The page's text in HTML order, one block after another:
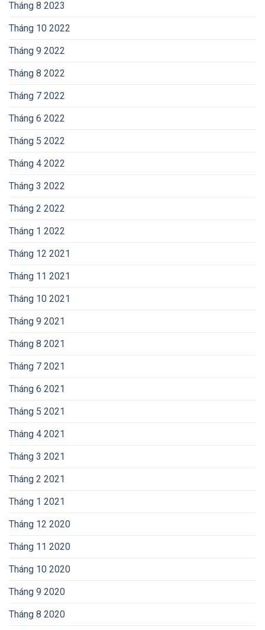
Tháng 8 2023
Tháng 10 2022
Tháng 9 2022
Tháng 8 2022
Tháng 7 2022
Tháng 6 2022
Tháng 5 2022
Tháng 4 2022
Tháng 3 2022
Tháng 2 2022
Tháng 1 2022
Tháng 12 2021
Tháng 11 2021
Tháng 10 2021
Tháng 9 2021
Tháng 8 2021
Tháng 7 2021
Tháng 6 2021
Tháng 5 2021
Tháng 4 2021
Tháng 3 2021
Tháng 2 2021
Tháng 1 2021
Tháng 12 2020
Tháng 11 2020
Tháng 10 2020
Tháng 9 2020
Tháng 8 2020